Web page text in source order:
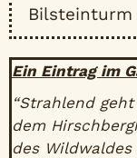
Bilsteinturm
Ein Eintrag im
“Strahlend
dem
des